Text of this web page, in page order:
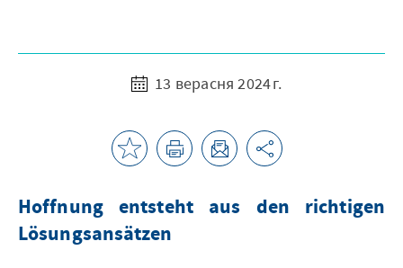
13 верасня 2024 г.
Hoffnung entsteht aus den richtigen
Lösungsansätzen